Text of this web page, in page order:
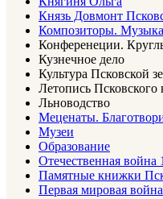
Князь Довмонт
Композиторы.
Конференеции.
Кузнечное дело
Культура Псковской
Летопись Псковского
Льноводство
Меценаты.
Музеи
Образование
Отечественная война
Памятные книжки
Первая мировая война